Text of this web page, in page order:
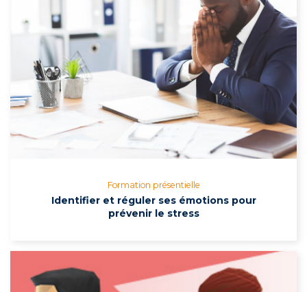
Formation présentielle
Identifier et réguler ses émotions pour
prévenir le stress